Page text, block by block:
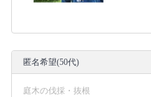
匿名希望(50代)
庭木の伐採・抜根